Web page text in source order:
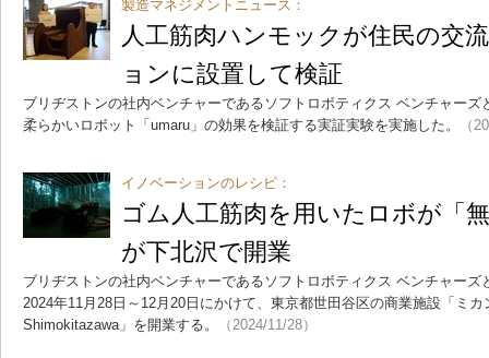
製造マネジメントニュース：
人工筋肉ハンモックが住民の交
ョンに設置して検証
ブリヂストンの社内ベンチャーであるソフトロボティクス ベンチャー
柔らかいロボット「umaru」の効果を検証する実証実験を実施した。
（
イノベーションのレシピ：
ゴム人工筋肉を用いたロボが「
が下北沢で開業
ブリヂストンの社内ベンチャーであるソフトロボティクス ベンチャーズ
2024年11月28日～12月20日にかけて、東京都世田谷区の商業施設「ミ
Shimokitazawa」を開業する。
（2024/11/28）